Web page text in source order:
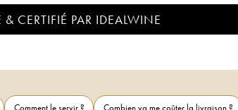
& CERTIFIÉ PAR IDEALWINE
Comment le servir ?
Combien va me coûter la livraison ?